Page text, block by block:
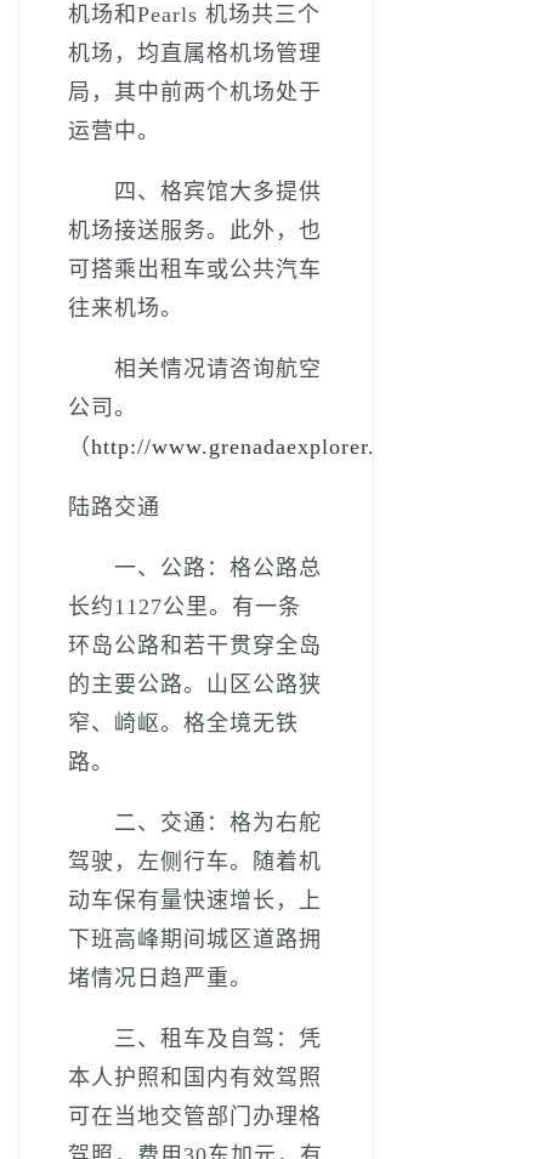
机场和Pearls 机场共三个
机场，均直属格机场管理
局，其中前两个机场处于
运营中。
四、格宾馆大多提供
机场接送服务。此外，也
可搭乘出租车或公共汽车
往来机场。
相关情况请咨询航空
公司。
（http://www.grenadaexplorer.com/
陆路交通
一、公路：格公路总
长约1127公里。有一条
环岛公路和若干贯穿全岛
的主要公路。山区公路狭
窄、崎岖。格全境无铁
路。
二、交通：格为右舵
驾驶，左侧行车。随着机
动车保有量快速增长，上
下班高峰期间城区道路拥
堵情况日趋严重。
三、租车及自驾：凭
本人护照和国内有效驾照
可在当地交管部门办理格